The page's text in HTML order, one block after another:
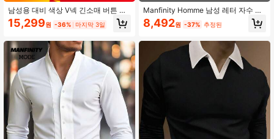
607K 팔로워
4.91 607K 팔로워
4.91 607K 팔로워
남성용 대비 색상 V넥 긴소매 버튼 장
식 캐주얼 티셔츠, 가을용
15,299원 -36% 마지막 3일
Manfinity Homme 남성 레터 자수 폴
로 셔츠, 골프, 정장용
8,492원 -37% 추정된